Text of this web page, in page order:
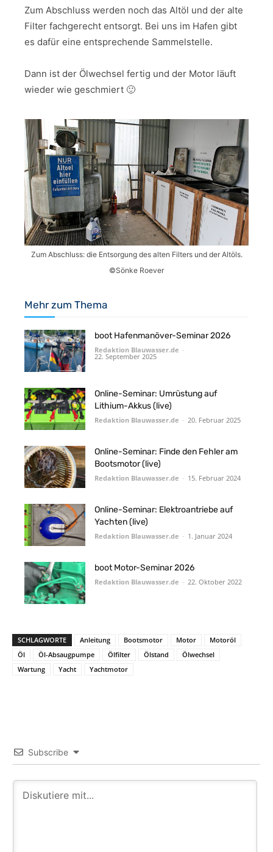
Zum Abschluss werden noch das Altöl und der alte
Filter fachgerecht entsorgt. Bei uns im Hafen gibt
es dafür eine entsprechende Sammelstelle.
Dann ist der Ölwechsel fertig und der Motor läuft
wieder wie geschmiert 🙂
Zum Abschluss: die Entsorgung des alten Filters und der Altöls.
©Sönke Roever
Mehr zum Thema
boot Hafenmanöver-Seminar 2026
Redaktion Blauwasser.de -
22. September 2025
Online-Seminar: Umrüstung auf
Lithium-Akkus (live)
Redaktion Blauwasser.de - 20. Februar 2025
Online-Seminar: Finde den Fehler am
Bootsmotor (live)
Redaktion Blauwasser.de - 15. Februar 2024
Online-Seminar: Elektroantriebe auf
Yachten (live)
Redaktion Blauwasser.de - 1. Januar 2024
boot Motor-Seminar 2026
Redaktion Blauwasser.de - 22. Oktober 2022
SCHLAGWORTE Anleitung Bootsmotor Motor
Motoröl
Öl
Öl-Absaugpumpe Ölfilter Ölstand
Ölwechsel
Wartung
Yacht Yachtmotor
Subscribe